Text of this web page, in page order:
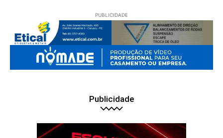
PUBLICIDADE
Publicidade